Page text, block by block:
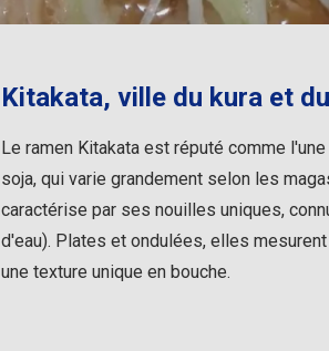
Kitakata, ville du kura et
Le ramen Kitakata est réputé comme
soja, qui varie grandement selon les
caractérise par ses nouilles uniques,
d'eau). Plates et ondulées, elles
une texture unique en bouche.